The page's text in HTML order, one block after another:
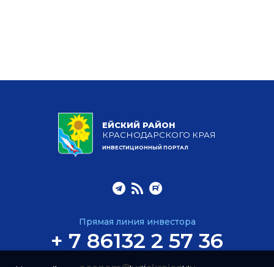
ЕЙСКИЙ РАЙОН
КРАСНОДАРСКОГО КРАЯ
ИНВЕСТИЦИОННЫЙ ПОРТАЛ
Прямая линия инвестора
+ 7 86132 2 57 36